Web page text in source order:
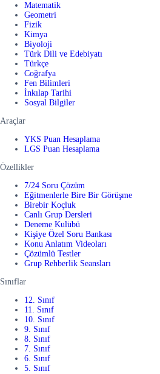
Matematik
Geometri
Fizik
Kimya
Biyoloji
Türk Dili ve Edebiyatı
Türkçe
Coğrafya
Fen Bilimleri
İnkılap Tarihi
Sosyal Bilgiler
Araçlar
YKS Puan Hesaplama
LGS Puan Hesaplama
Özellikler
7/24 Soru Çözüm
Eğitmenlerle Bire Bir Görüşme
Birebir Koçluk
Canlı Grup Dersleri
Deneme Kulübü
Kişiye Özel Soru Bankası
Konu Anlatım Videoları
Çözümlü Testler
Grup Rehberlik Seansları
Sınıflar
12. Sınıf
11. Sınıf
10. Sınıf
9. Sınıf
8. Sınıf
7. Sınıf
6. Sınıf
5. Sınıf